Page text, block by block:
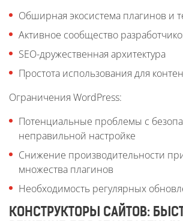
Обширная экосистема плагинов и
Активное сообщество
SEO-дружественная архитектура
Простота использования для
Ограничения WordPress:
Потенциальные проблемы с
неправильной настройке
Снижение производительности
множества плагинов
Необходимость регулярных
КОНСТРУКТОРЫ САЙТОВ: